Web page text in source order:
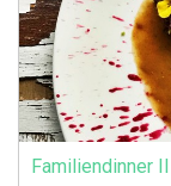
Familiendinner II